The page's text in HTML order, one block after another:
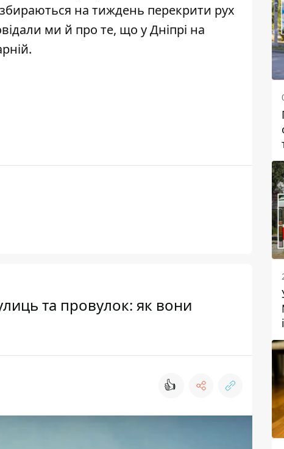
збираються на тиждень перекрити рух
ми й про те, що у Дніпрі на
.
та провулок: як вони
👍